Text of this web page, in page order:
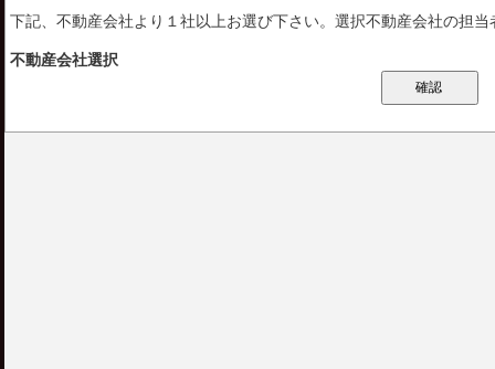
下記、不動産会社より１社以上お選び下さい。選択不動産会社の担
不動産会社選択